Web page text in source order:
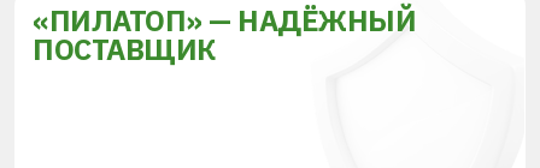
«ПИЛАТОП» — НАДЁЖНЫЙ
ПОСТАВЩИК